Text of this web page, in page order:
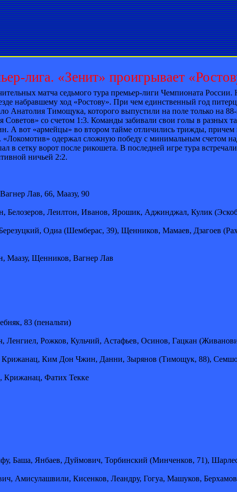
лига. «Зенит» проигрывает
матча седьмого тура премьер-лиги Чемпионата
набравшему ход «Ростову». При чем единственный год
Анатолия Тимощука, которого выпустили на поле только на
Советов» со счетом 1:3. Команды забивали свои голы в разных
А вот «армейцы» во втором тайме отличились трижды, причем
одержал сложную победу с минимальным счетом
в сетку ворот после рикошета. В последней игре тура
ничьей 2:2.
Лав, 66, Маазу, 90
Леилтон, Иванов, Ярошик, Аджинджал, Кулик
Одиа (Шемберас, 39), Щенников, Мамаев, Дзагоев
Маазу, Щенников, Вагнер Лав
83 (пенальти)
Рожков, Кульчий, Астафьев, Осинов, Гацкан
Ким Дон Чжин, Данни, Зырянов (Тимощук, 88),
Крижанац, Фатих Текке
Баша, Янбаев, Дуймович, Торбинский (Минченков, 71),
Амисулашвили, Кисенков, Леандру, Гогуа, Машуков,